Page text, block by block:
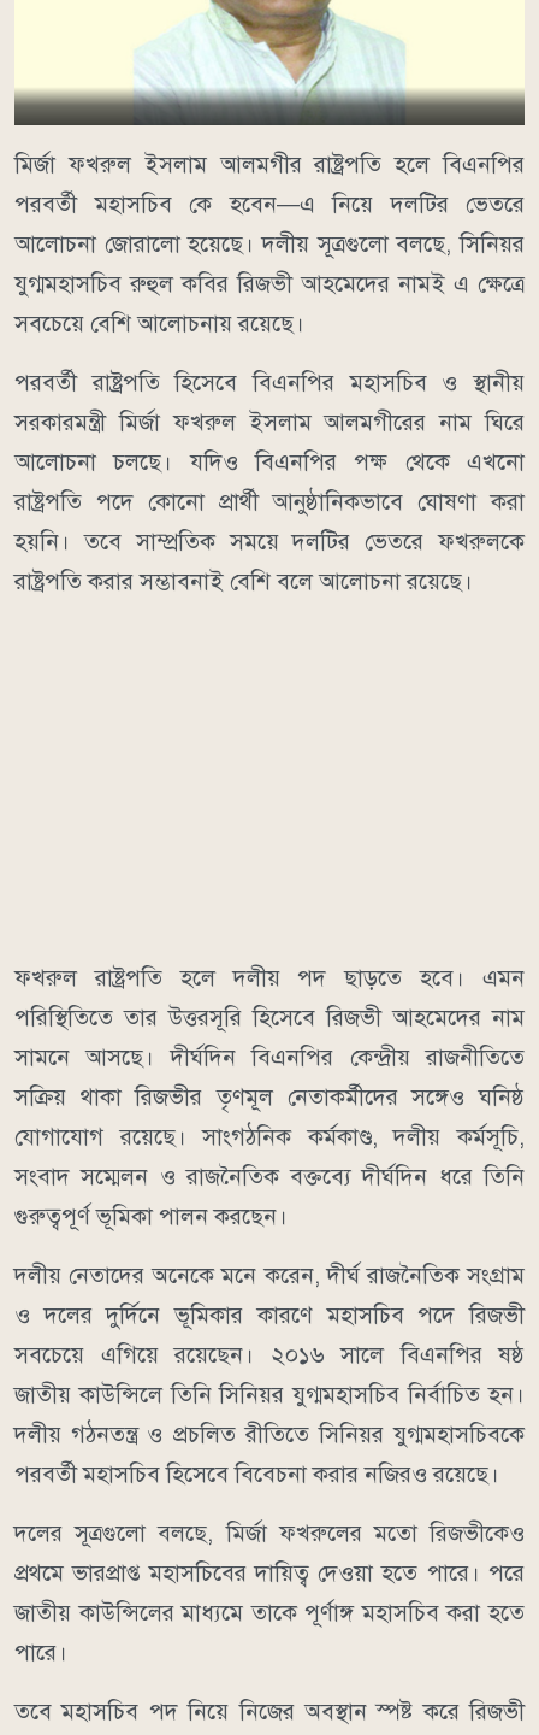
মির্জা ফখরুল ইসলাম আলমগীর রাষ্ট্রপতি হলে বিএনপির
পরবর্তী মহাসচিব কে হবেন—এ নিয়ে দলটির ভেতরে
আলোচনা জোরালো হয়েছে। দলীয় সূত্রগুলো বলছে, সিনিয়র
যুগ্মমহাসচিব রুহুল কবির রিজভী আহমেদের নামই এ ক্ষেত্রে
সবচেয়ে বেশি আলোচনায় রয়েছে।
পরবর্তী রাষ্ট্রপতি হিসেবে বিএনপির মহাসচিব ও স্থানীয়
সরকারমন্ত্রী মির্জা ফখরুল ইসলাম আলমগীরের নাম ঘিরে
আলোচনা চলছে। যদিও বিএনপির পক্ষ থেকে এখনো
রাষ্ট্রপতি পদে কোনো প্রার্থী আনুষ্ঠানিকভাবে ঘোষণা করা
হয়নি। তবে সাম্প্রতিক সময়ে দলটির ভেতরে ফখরুলকে
রাষ্ট্রপতি করার সম্ভাবনাই বেশি বলে আলোচনা রয়েছে।
ফখরুল রাষ্ট্রপতি হলে দলীয় পদ ছাড়তে হবে। এমন
পরিস্থিতিতে তার উত্তরসূরি হিসেবে রিজভী আহমেদের নাম
সামনে আসছে। দীর্ঘদিন বিএনপির কেন্দ্রীয় রাজনীতিতে
সক্রিয় থাকা রিজভীর তৃণমূল নেতাকর্মীদের সঙ্গেও ঘনিষ্ঠ
যোগাযোগ রয়েছে। সাংগঠনিক কর্মকাণ্ড, দলীয় কর্মসূচি,
সংবাদ সম্মেলন ও রাজনৈতিক বক্তব্যে দীর্ঘদিন ধরে তিনি
গুরুত্বপূর্ণ ভূমিকা পালন করছেন।
দলীয় নেতাদের অনেকে মনে করেন, দীর্ঘ রাজনৈতিক সংগ্রাম
ও দলের দুর্দিনে ভূমিকার কারণে মহাসচিব পদে রিজভী
সবচেয়ে এগিয়ে রয়েছেন। ২০১৬ সালে বিএনপির ষষ্ঠ
জাতীয় কাউন্সিলে তিনি সিনিয়র যুগ্মমহাসচিব নির্বাচিত হন।
দলীয় গঠনতন্ত্র ও প্রচলিত রীতিতে সিনিয়র যুগ্মমহাসচিবকে
পরবর্তী মহাসচিব হিসেবে বিবেচনা করার নজিরও রয়েছে।
দলের সূত্রগুলো বলছে, মির্জা ফখরুলের মতো রিজভীকেও
প্রথমে ভারপ্রাপ্ত মহাসচিবের দায়িত্ব দেওয়া হতে পারে। পরে
জাতীয় কাউন্সিলের মাধ্যমে তাকে পূর্ণাঙ্গ মহাসচিব করা হতে
পারে।
তবে মহাসচিব পদ নিয়ে নিজের অবস্থান স্পষ্ট করে রিজভী